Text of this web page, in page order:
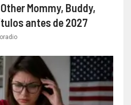
Mommy, Buddy,
antes de 2027